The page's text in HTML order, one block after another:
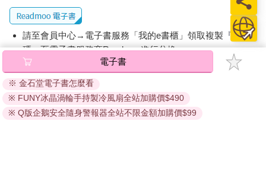
請至會員中心→電子書服務「我的e書櫃」領取複製『兌換
碼』至電子書服務商Readmoo進行兌換。
退換貨須知：
因版權保護，您在金石堂所購買的電子書僅能以金石堂專屬
的閱讀軟體開啟閱讀，無法以其他閱讀器或直接下載檔案。
依據「消費者保護法」第19條及行政院消費者保護處公告之
電子書
※ 金石堂電子書怎麼看
※ FUNY冰晶渦輪手持製冷風扇全站加購價$490
※ Q版企鵝安全隨身警報器全站不限金額加購價$99